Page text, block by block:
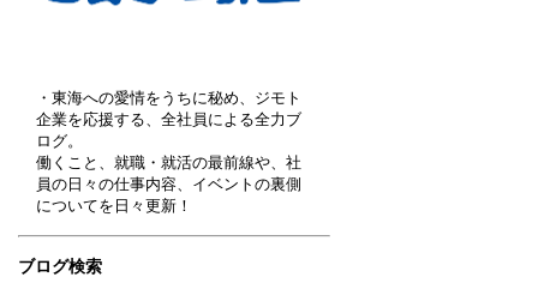
・東海への愛情をうちに秘め、ジモト
企業を応援する、全社員による全力ブ
ログ。
働くこと、就職・就活の最前線や、社
員の日々の仕事内容、イベントの裏側
についてを日々更新！
ブログ検索